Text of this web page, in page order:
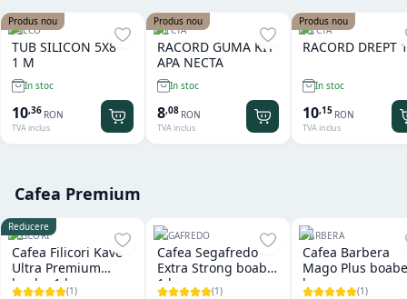
Produs nou
SAECO
TUB SILICON 5X8 -
1 M
In stoc
10,36 RON
TVA inclus
Produs nou
NECTA
RACORD GUMA KIT
APA NECTA
In stoc
8,08 RON
TVA inclus
Produs nou
NECTA
RACORD DREPT
In stoc
10,15 RON
TVA inclus
Cafea Premium
Reducere
FILICORI
Cafea Filicori Kave
Ultra Premium
boabe 1 kg
(1)
SEGAFREDO
Cafea Segafredo
Extra Strong boabe
1 kg
(1)
BARBERA
Cafea Barbera
Mago Plus
kg
(1)